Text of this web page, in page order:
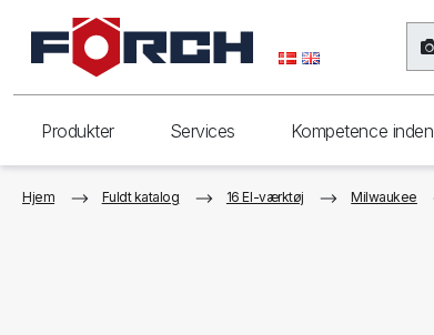
Produkter Services Kompetence
Hjem Fuldt katalog 16 El-værktøj Milwaukee